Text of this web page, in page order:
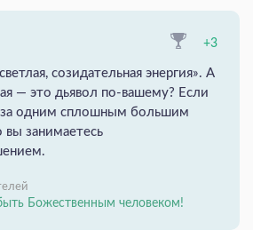
+3
созидательная энергия». А
— это дьявол по-вашему? Если
одним сплошным большим
вы занимаетесь
Божественным человеком!